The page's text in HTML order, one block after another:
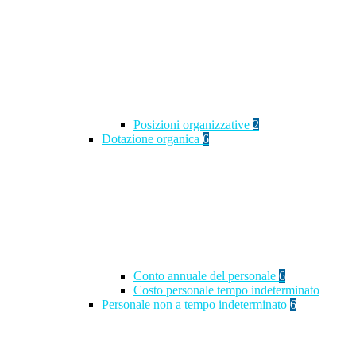
Posizioni organizzative 2
Dotazione organica 6
Conto annuale del personale 6
Costo personale tempo indeterminato
Personale non a tempo indeterminato 6